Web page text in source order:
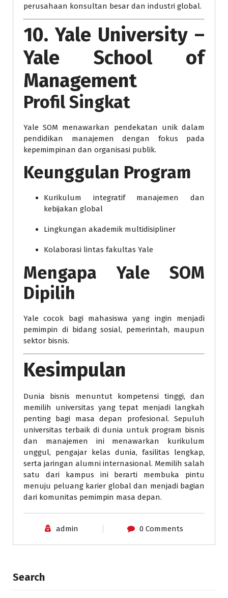
perusahaan konsultan besar dan industri global.
10. Yale University –
Yale School of
Management
Profil Singkat
Yale SOM menawarkan pendekatan unik dalam
pendidikan manajemen dengan fokus pada
kepemimpinan dan organisasi publik.
Keunggulan Program
Kurikulum integratif manajemen dan
kebijakan global
Lingkungan akademik multidisipliner
Kolaborasi lintas fakultas Yale
Mengapa Yale SOM
Dipilih
Yale cocok bagi mahasiswa yang ingin menjadi
pemimpin di bidang sosial, pemerintah, maupun
sektor bisnis.
Kesimpulan
Dunia bisnis menuntut kompetensi tinggi, dan
memilih universitas yang tepat menjadi langkah
penting bagi masa depan profesional. Sepuluh
universitas terbaik di dunia untuk program bisnis
dan manajemen ini menawarkan kurikulum
unggul, pengajar kelas dunia, fasilitas lengkap,
serta jaringan alumni internasional. Memilih salah
satu dari kampus ini berarti membuka pintu
menuju peluang karier global dan menjadi bagian
dari komunitas pemimpin masa depan.
admin 0 Comments
Search